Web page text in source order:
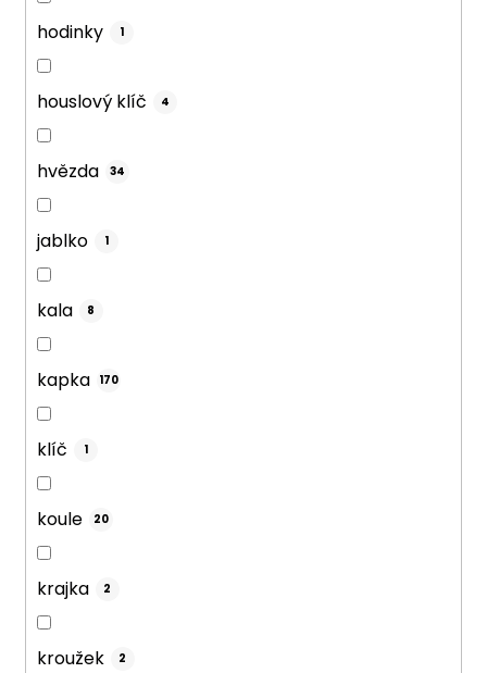
hodinky 1
houslový klíč 4
hvězda 34
jablko 1
kala 8
kapka 170
klíč 1
koule 20
krajka 2
kroužek 2